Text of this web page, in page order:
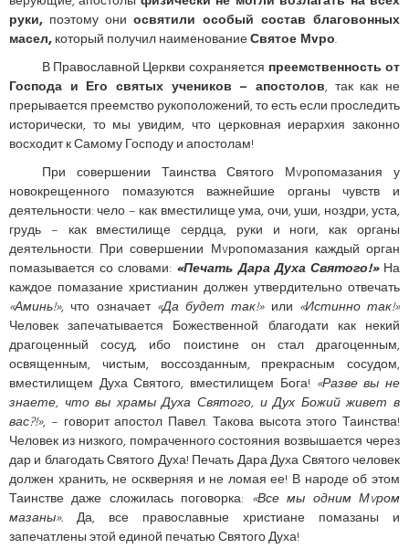
руки, поэтому они освятили особый состав благовонных
масел,который получил наименованиеСвятое Мvро.
В Православной Церкви сохраняется преемственность от
Господа и Его святых учеников – апостолов, так как не
прерывается преемство рукоположений, то есть если проследить
исторически, то мы увидим, что церковная иерархия законно
восходит к Самому Господу и апостолам!
При совершении Таинства Святого Мvропомазания у
новокрещенного помазуются важнейшие органы чувств и
деятельности: чело – как вместилище ума, очи, уши, ноздри, уста,
грудь – как вместилище сердца, руки и ноги, как органы
деятельности. При совершении Мvропомазания каждый орган
помазывается со словами: «Печать Дара Духа Святого!»На
каждое помазание христианин должен утвердительно отвечать
«Аминь!», что означает «Да будет так!»или «Истинно так!»
Человек запечатывается Божественной благодати как некий
драгоценный сосуд, ибо поистине он стал драгоценным,
освященным, чистым, воссозданным, прекрасным сосудом,
вместилищем Духа Святого, вместилищем Бога! «Разве вы не
знаете, что вы храмы Духа Святого, и Дух Божий живет в
вас?!», – говорит апостол Павел. Такова высота этого Таинства!
Человек из низкого, помраченного состояния возвышается через
дар и благодать Святого Духа! Печать Дара Духа Святого человек
должен хранить, не оскверняя и не ломая ее! В народе об этом
Таинстве даже сложилась поговорка: «Все мы одним Мvром
мазаны». Да, все православные христиане помазаны и
запечатлены этой единой печатью Святого Духа!